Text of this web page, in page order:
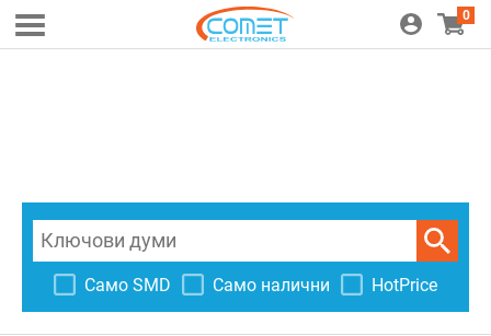
0
Само SMD Само налични HotPrice